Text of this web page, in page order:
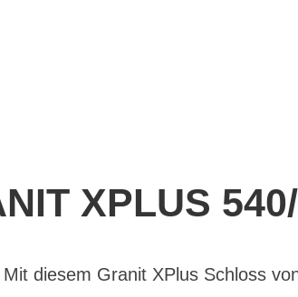
XPLUS
diesem Granit XPlus Schloss